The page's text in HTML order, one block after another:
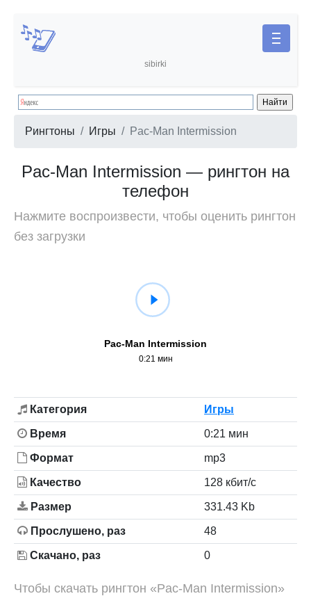
sibirki
Рингтоны Игры Pac-Man Intermission
Pac-Man Intermission — рингтон на
телефон
Нажмите воспроизвести, чтобы оценить рингтон
без загрузки
Pac-Man Intermission
0:21 мин
Категория Игры
Время 0:21 мин
Формат mp3
Качество 128 кбит/с
Размер 331.43 Kb
Прослушено, раз 48
Скачано, раз 0
Чтобы скачать рингтон «Pac-Man Intermission»